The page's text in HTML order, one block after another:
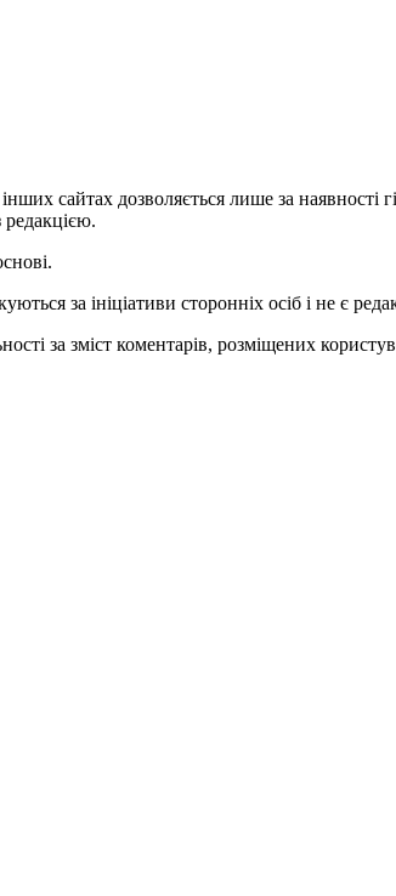
сайтах дозволяється лише за наявності
за ініціативи сторонніх осіб і не є
за зміст коментарів, розміщених